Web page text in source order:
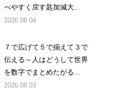
べやすく戻す匙加減大...
2026.08.04
７で広げて５で揃えて３で
伝える～人はどうして世界
を数字でまとめたがる...
2026.08.03